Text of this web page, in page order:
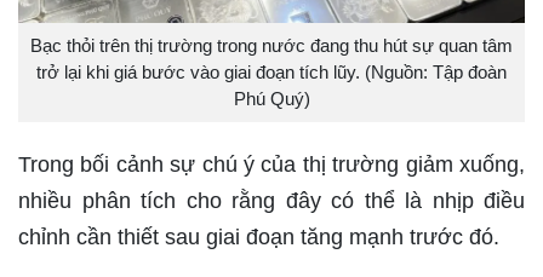
Bạc thỏi trên thị trường trong nước đang thu hút sự quan tâm
trở lại khi giá bước vào giai đoạn tích lũy. (Nguồn: Tập đoàn
Phú Quý)
Trong bối cảnh sự chú ý của thị trường giảm xuống,
nhiều phân tích cho rằng đây có thể là nhịp điều
chỉnh cần thiết sau giai đoạn tăng mạnh trước đó.